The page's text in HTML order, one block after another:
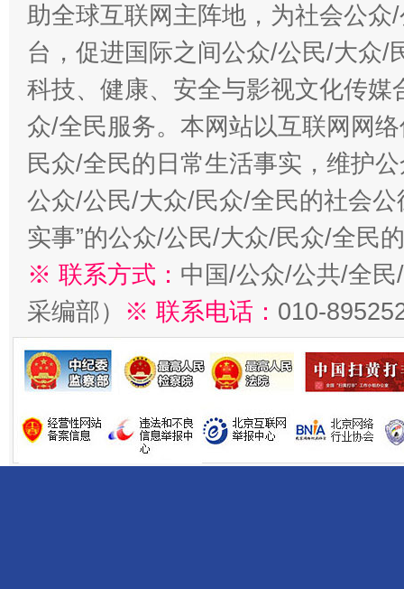
助全球互联网主阵地，为社会公
台，促进国际之间公众/公民/大众/
科技、健康、安全与影视文化传
众/全民服务。本网站以互联网网
民众/全民的日常生活事实，维护
公众/公民/大众/民众/全民的社会公
实事”的公众/公民/大众/民众/全民
※ 联系方式： 中国/公众/公共/全
采编部） ※ 联系电话： 010-